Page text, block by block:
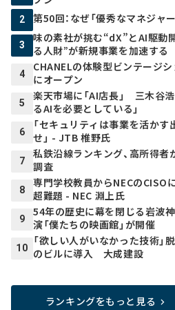
2 第50回：なぜ「優秀なマネジャ
3
味の素社が挑む“dX”とAI駆動開
る人財”が新規事業を加速する
4
CHANELの体験型ビンテージシ
にオープン
5
楽天市場に「AI店長」 三木谷
るAIを必要としている」
6
「セキュリティは事業を活かす
せ」 - JTB 椎野氏
7
私鉄沿線ランキング、高所得
調査
8
専門学校教員からNECのCISO
超難題 - NEC 淵上氏
9
54年の歴史に幕を閉じる岩波
演「僕たちの映画館」が開催
10
「欲しい人がいなかった技術」
のビルに導入 大成建設
ランキングをもっと見る